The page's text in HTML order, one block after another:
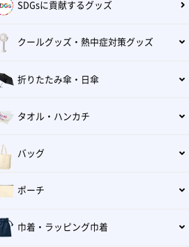
SDGsに貢献するグッズ
クールグッズ・熱中症対策グッズ
折りたたみ傘・日傘
タオル・ハンカチ
バッグ
ポーチ
巾着・ラッピング巾着